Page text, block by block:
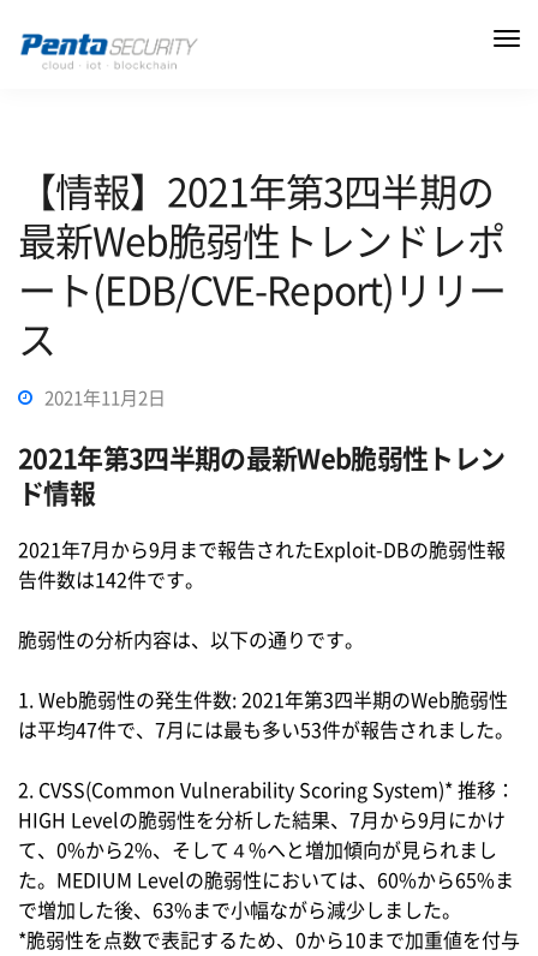
【情報】2021年第3四半期の
最新Web脆弱性トレンドレポ
ート(EDB/CVE-Report)リリー
ス
2021年11月2日
2021年第3四半期の最新Web脆弱性トレン
ド情報
2021年7月から9月まで報告されたExploit-DBの脆弱性報
告件数は142件です。
脆弱性の分析内容は、以下の通りです。
1. Web脆弱性の発生件数: 2021年第3四半期のWeb脆弱性
は平均47件で、7月には最も多い53件が報告されました。
2. CVSS(Common Vulnerability Scoring System)* 推移：
HIGH Levelの脆弱性を分析した結果、7月から9月にかけ
て、0%から2%、そして４%へと増加傾向が見られまし
た。MEDIUM Levelの脆弱性においては、60%から65%ま
で増加した後、63%まで小幅ながら減少しました。
*脆弱性を点数で表記するため、0から10まで加重値を付与